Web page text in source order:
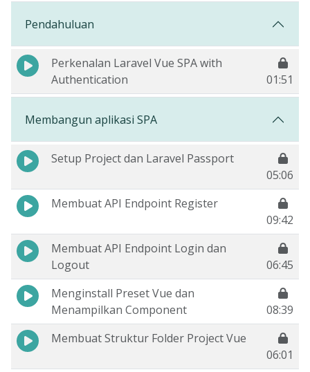
Pendahuluan
Perkenalan Laravel Vue SPA with
Authentication
01:51
Membangun aplikasi SPA
Setup Project dan Laravel Passport
05:06
Membuat API Endpoint Register
09:42
Membuat API Endpoint Login dan
Logout
06:45
Menginstall Preset Vue dan
Menampilkan Component
08:39
Membuat Struktur Folder Project Vue
06:01